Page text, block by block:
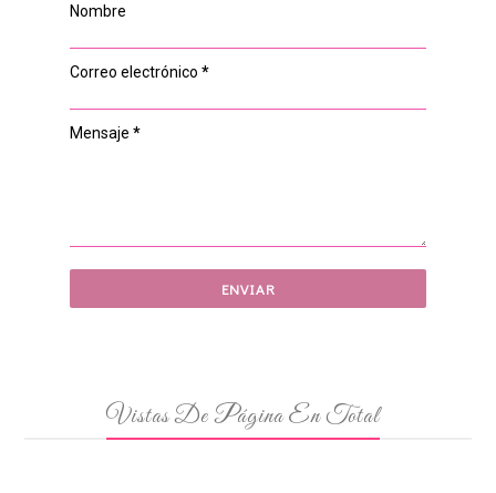
Nombre
Correo electrónico *
Mensaje *
Vistas De Página En Total